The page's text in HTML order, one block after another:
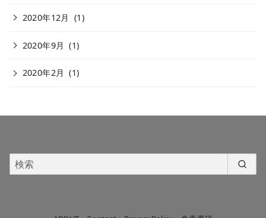
2020年12月 (1)
2020年9月 (1)
2020年2月 (1)